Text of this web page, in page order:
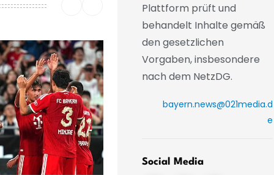
Plattform prüft und
behandelt Inhalte gemäß
den gesetzlichen
Vorgaben, insbesondere
nach dem NetzDG.
bayern.news@021media.d
e
Social Media